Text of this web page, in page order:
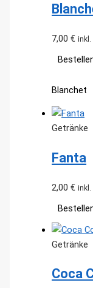
7,00€
Blanchet
Getränke
Fanta
2,00€
Getränke
Coca